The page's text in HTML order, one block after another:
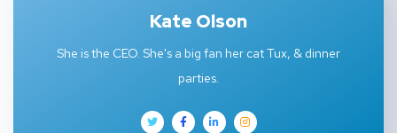
Kate Olson
She is the CEO. She's a big fan her cat Tux, & dinner
parties.